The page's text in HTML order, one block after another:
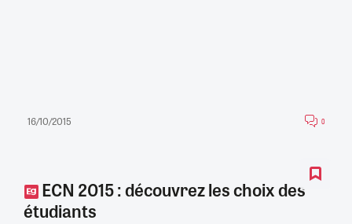
16/10/2015 0
ECN 2015 : découvrez les choix des
étudiants